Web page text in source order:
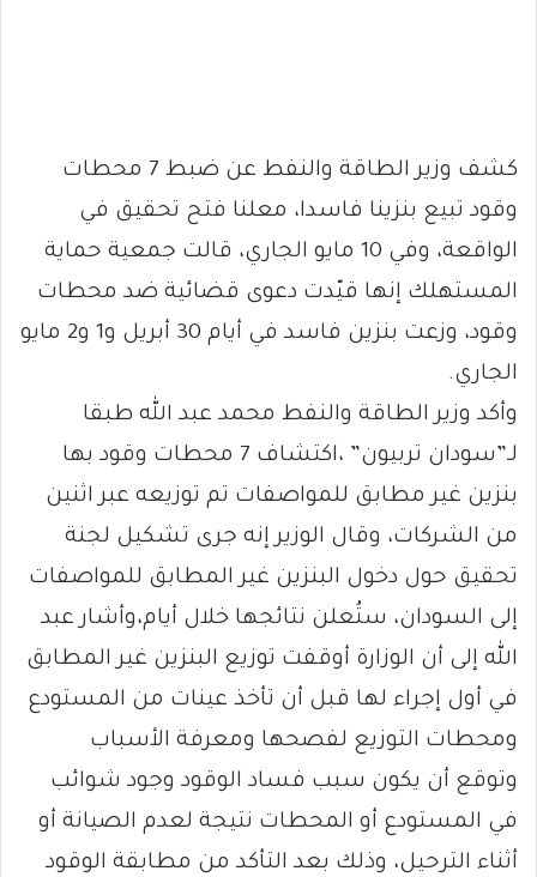
كشف وزير الطاقة والنفط عن ضبط 7 محطات
وقود تبيع بنزينا فاسدا، معلنا فتح تحقيق في
الواقعة، وفي 10 مايو الجاري، قالت جمعية حماية
المستهلك إنها قيّدت دعوى قضائية ضد محطات
وقود، وزعت بنزين فاسد في أيام 30 أبريل و1 و2 مايو
الجاري.
وأكد وزير الطاقة والنفط محمد عبد الله طبقا
لـ”سودان تربيون” ،اكتشاف 7 محطات وقود بها
بنزين غير مطابق للمواصفات تم توزيعه عبر اثنين
من الشركات، وقال الوزير إنه جرى تشكيل لجنة
تحقيق حول دخول البنزين غير المطابق للمواصفات
إلى السودان، ستُعلن نتائجها خلال أيام،وأشار عبد
الله إلى أن الوزارة أوقفت توزيع البنزين غير المطابق
في أول إجراء لها قبل أن تأخذ عينات من المستودع
ومحطات التوزيع لفصحها ومعرفة الأسباب
وتوقع أن يكون سبب فساد الوقود وجود شوائب
في المستودع أو المحطات نتيجة لعدم الصيانة أو
أثناء الترحيل، وذلك بعد التأكد من مطابقة الوقود